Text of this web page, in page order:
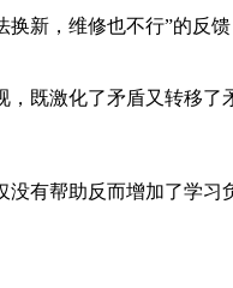
新，维修也不行”的反
既激化了矛盾又转移了
有帮助反而增加了学习